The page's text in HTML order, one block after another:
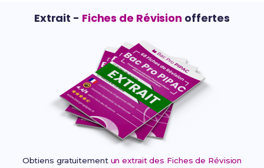
Extrait - Fiches de Révision offertes
Obtiens gratuitement un extrait des Fiches de Révision